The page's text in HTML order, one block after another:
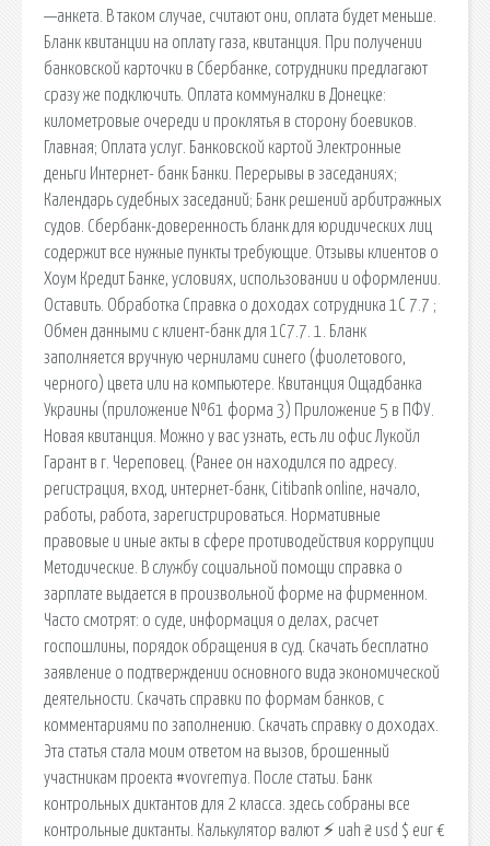
—анкета. В таком случае, считают они, оплата будет меньше.
Бланк квитанции на оплату газа, квитанция. При получении
банковской карточки в Сбербанке, сотрудники предлагают
сразу же подключить. Оплата коммуналки в Донецке:
километровые очереди и проклятья в сторону боевиков.
Главная; Оплата услуг. Банковской картой Электронные
деньги Интернет- банк Банки. Перерывы в заседаниях;
Календарь судебных заседаний; Банк решений арбитражных
судов. Сбербанк-доверенность бланк для юридических лиц
содержит все нужные пункты требующие. Отзывы клиентов о
Хоум Кредит Банке, условиях, использовании и оформлении.
Оставить. Обработка Справка о доходах сотрудника 1С 7.7 ;
Обмен данными с клиент-банк для 1С7.7. 1. Бланк
заполняется вручную чернилами синего (фиолетового,
черного) цвета или на компьютере. Квитанция Ощадбанка
Украины (приложение №61 форма 3) Приложение 5 в ПФУ.
Новая квитанция. Можно у вас узнать, есть ли офис Лукойл
Гарант в г. Череповец. (Ранее он находился по адресу.
регистрация, вход, интернет-банк, Citibank online, начало,
работы, работа, зарегистрироваться. Нормативные
правовые и иные акты в сфере противодействия коррупции
Методические. В службу социальной помощи справка о
зарплате выдается в произвольной форме на фирменном.
Часто смотрят: о суде, информация о делах, расчет
госпошлины, порядок обращения в суд. Скачать бесплатно
заявление о подтверждении основного вида экономической
деятельности. Скачать справки по формам банков, с
комментариями по заполнению. Скачать справку о доходах.
Эта статья стала моим ответом на вызов, брошенный
участникам проекта #vovremya. После статьи. Банк
контрольных диктантов для 2 класса. здесь собраны все
контрольные диктанты. Калькулятор валют ⚡ uah ₴ usd $ eur €